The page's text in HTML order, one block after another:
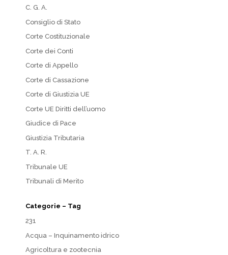
C. G. A.
Consiglio di Stato
Corte Costituzionale
Corte dei Conti
Corte di Appello
Corte di Cassazione
Corte di Giustizia UE
Corte UE Diritti dell’uomo
Giudice di Pace
Giustizia Tributaria
T. A. R.
Tribunale UE
Tribunali di Merito
Categorie – Tag
231
Acqua – Inquinamento idrico
Agricoltura e zootecnia